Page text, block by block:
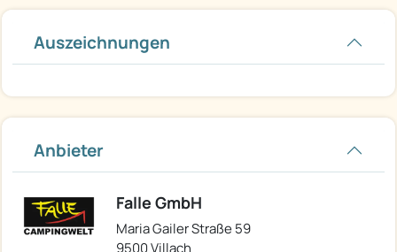
Auszeichnungen
Anbieter
Falle GmbH
Maria Gailer Straße 59
9500 Villach